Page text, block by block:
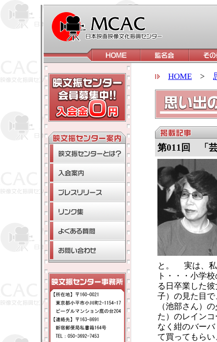
HOME >
第011回 「
と。 実は、私
ト・・・小学
る日卒業した
子）の見た目
（池部さん）
た）のレイン
なく紺のバー
て買ってもら